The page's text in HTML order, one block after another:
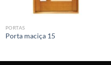
PORTAS
Porta maciça 15